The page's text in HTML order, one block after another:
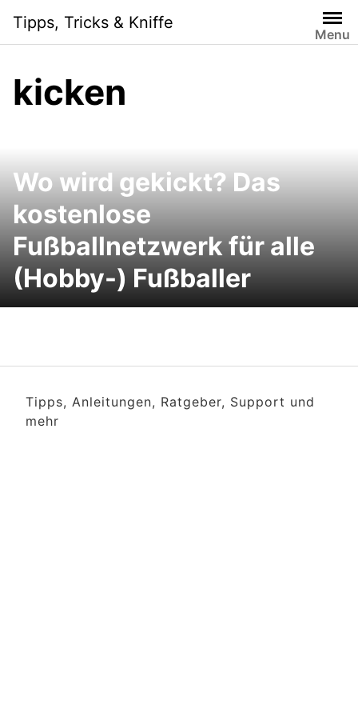
content
Tipps, Tricks & Kniffe
Menu
kicken
Wo wird gekickt? Das
kostenlose
Fußballnetzwerk für alle
(Hobby-) Fußballer
Tipps, Anleitungen, Ratgeber, Support und
mehr